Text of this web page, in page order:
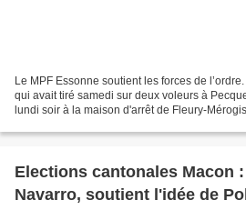
Le MPF Essonne soutient les forces de
qui avait tiré samedi sur deux voleurs à
lundi soir à la maison d'arrêt de Fleury-
Elections cantonales Macon
Navarro, soutient l'idée de